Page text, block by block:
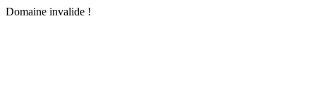
Domaine invalide !